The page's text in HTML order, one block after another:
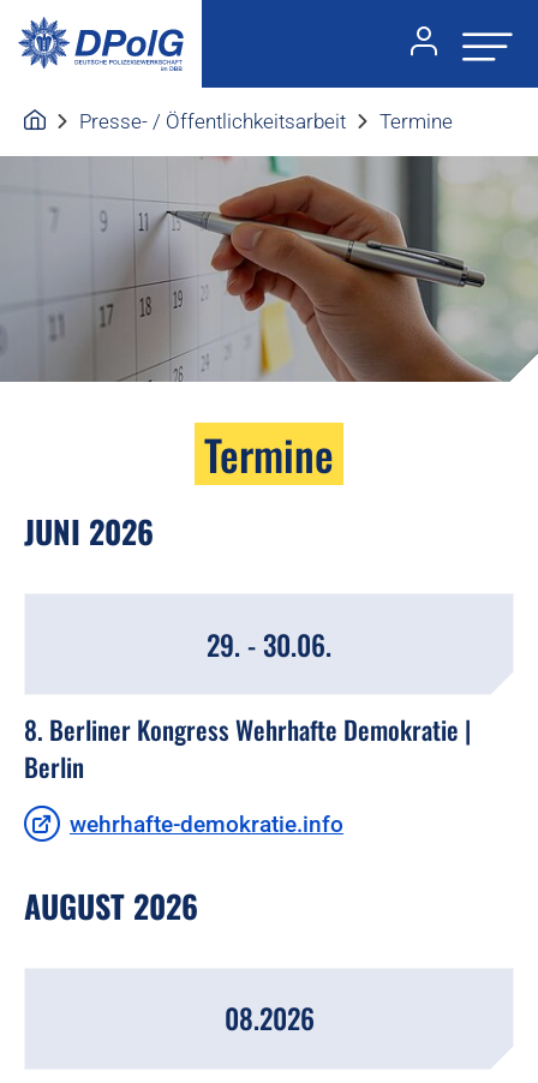
Presse- / Öffentlichkeitsarbeit Termine
Termine
JUNI 2026
29. - 30.06.
8. Berliner Kongress Wehrhafte Demokratie |
Berlin
wehrhafte-demokratie.info
AUGUST 2026
08.2026